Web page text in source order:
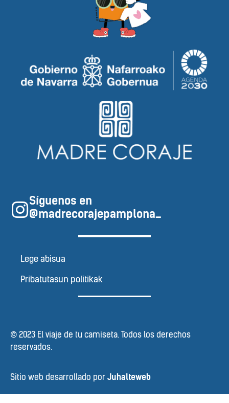
Síguenos en
@madrecorajepamplona_
Lege abisua
Pribatutasun politikak
© 2023 El viaje de tu camiseta. Todos los derechos
reservados.
Sitio web desarrollado por Juhalteweb